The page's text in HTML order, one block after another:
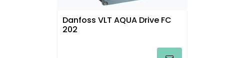
Danfoss VLT AQUA Drive FC
202